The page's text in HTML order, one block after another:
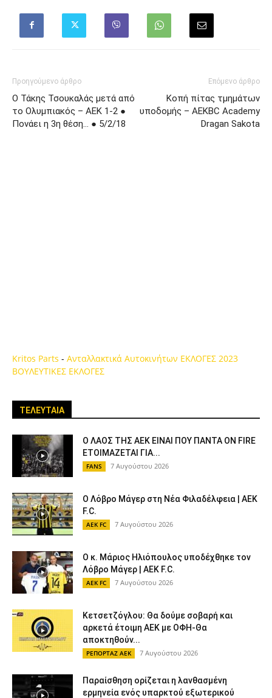
Προηγούμενο άρθρο
Ο Τάκης Τσουκαλάς μετά από
το Ολυμπιακός – ΑΕΚ 1-2 ●
Πονάει η 3η θέση… ● 5/2/18
Επόμενο άρθρο
Κοπή πίτας τμημάτων
υποδομής – ΑΕΚBC Academy
Dragan Sakota
Kritos Parts - Ανταλλακτικά Αυτοκινήτων ΕΚΛΟΓΕΣ 2023
ΒΟΥΛΕΥΤΙΚΕΣ ΕΚΛΟΓΕΣ
ΤΕΛΕΥΤΑΙΑ
Ο ΛΑΟΣ ΤΗΣ ΑΕΚ ΕΙΝΑΙ ΠΟΥ ΠΑΝΤΑ ON FIRE
ΕΤΟΙΜΑΖΕΤΑΙ ΓΙΑ...
FANS 7 Αυγούστου 2026
Ο Λόβρο Μάγερ στη Νέα Φιλαδέλφεια | AEK
F.C.
AEK FC 7 Αυγούστου 2026
Ο κ. Μάριος Ηλιόπουλος υποδέχθηκε τον
Λόβρο Μάγερ | AEK F.C.
AEK FC 7 Αυγούστου 2026
Κετσετζόγλου: Θα δούμε σοβαρή και
αρκετά έτοιμη ΑΕΚ με ΟΦΗ-Θα
αποκτηθούν...
ΡΕΠΟΡΤΑΖ ΑΕΚ 7 Αυγούστου 2026
Παραίσθηση ορίζεται η λανθασμένη
ερμηνεία ενός υπαρκτού εξωτερικού